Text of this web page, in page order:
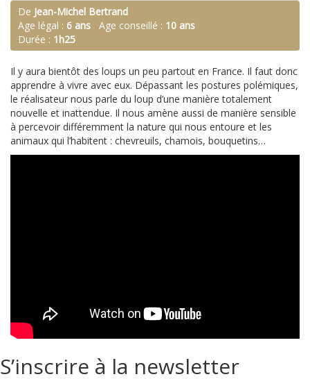
De Jean-Michel Bertrand
Age légal : 6 ans Age conseillé : 10 ans
Durée : 1h25
Il y aura bientôt des loups un peu partout en France. Il faut donc
apprendre à vivre avec eux. Dépassant les postures polémiques,
le réalisateur nous parle du loup d’une manière totalement
nouvelle et inattendue. Il nous amène aussi de manière sensible
à percevoir différemment la nature qui nous entoure et les
animaux qui l’habitent : chevreuils, chamois, bouquetins…
S’inscrire à la newsletter